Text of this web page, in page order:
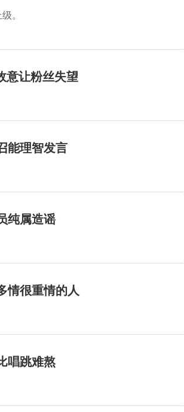
。
意让粉丝失望
能理智发言
纯属造谣
情很重情的人
唱跳难熬